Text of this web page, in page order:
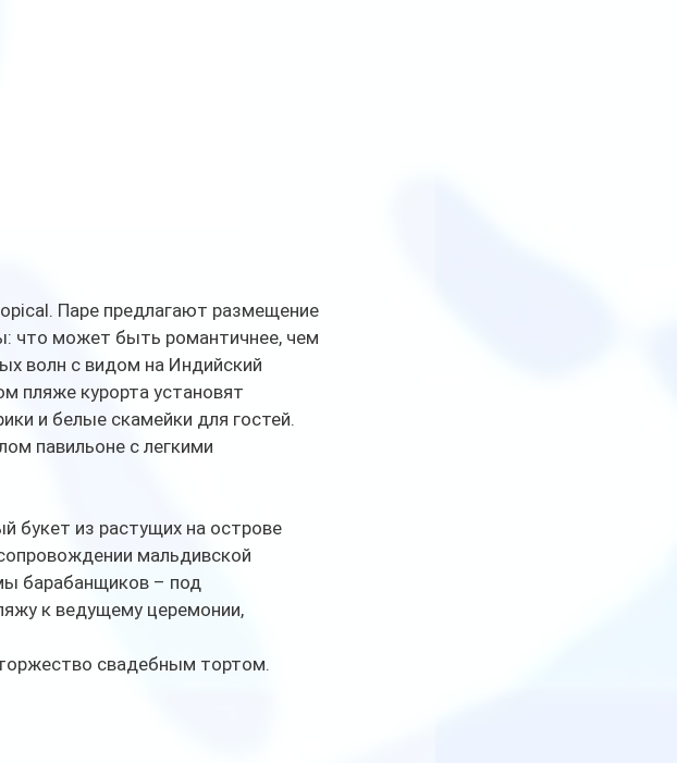
Паре предлагают размещение
что может быть романтичнее, чем
волн с видом на Индийский
пляже курорта установят
и белые скамейки для гостей.
павильоне с легкими
букет из растущих на острове
мальдивской
барабанщиков – под
к ведущему церемонии,
свадебным тортом.